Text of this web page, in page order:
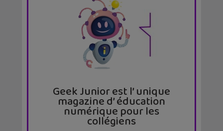
Geek Junior est l’ unique
magazine d’ éducation
numérique pour les
collégiens